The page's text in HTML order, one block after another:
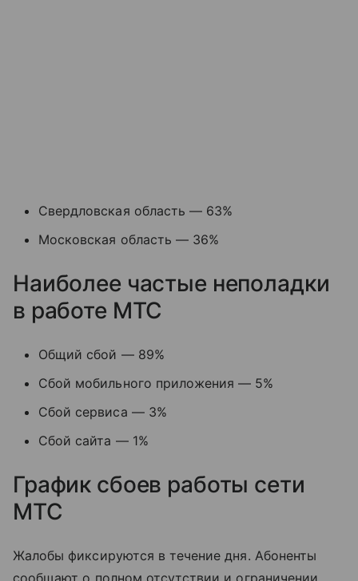
Свердловская область — 63%
Московская область — 36%
Наиболее частые неполадки
в работе МТС
Общий сбой — 89%
Сбой мобильного приложения — 5%
Сбой сервиса — 3%
Сбой сайта — 1%
График сбоев работы сети
МТС
Жалобы фиксируются в течение дня. Абоненты
сообщают о полном отсутствии и ограничении